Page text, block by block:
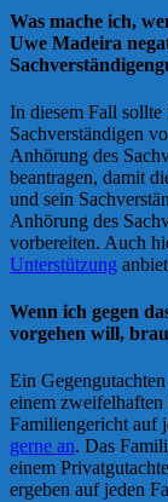
Was mache ich,
Uwe Madeira
In diesem Fall
Sachverständigen
Anhörung des
beantragen, damit
und sein
Anhörung des
vorbereiten. Auch
Unterstützung
Wenn ich gegen
vorgehen will,
Ein
einem zweifelhaften
Familiengericht auf
gerne an. Das
einem
ergeben auf jeden